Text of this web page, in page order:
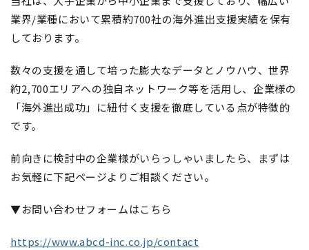
業界/業種において累積約700社の海外進出支援実績を保有
しております。
数々の支援を通して培った膨大なデータとノウハウ、世界
約2,700エリアへの独自ネットワーク等を活用し、企業様の
「海外進出成功」に紐付く支援を徹底している点が特徴的
です。
前向きに検討中の企業様がいらっしゃいましたら、まずは
お気軽に下記ページよりご相談ください。
▼お問い合わせフォームはこちら
https://www.abcd-inc.co.jp/contact